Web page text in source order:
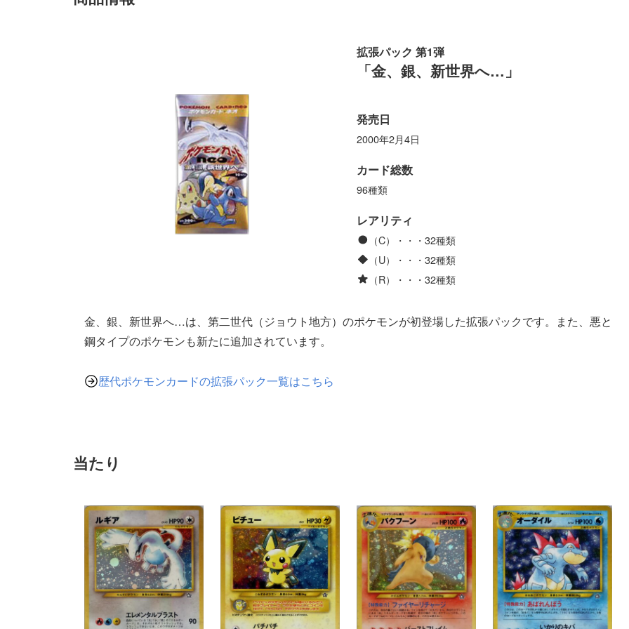
拡張パック 第1弾
「金、銀、新世界へ…」
発売日
2000年2月4日
カード総数
96種類
レアリティ
（C）・・・32種類
（U）・・・32種類
（R）・・・32種類
金、銀、新世界へ…は、第二世代（ジョウト地方）のポケモンが初登場した拡張パックです。また、悪と
鋼タイプのポケモンも新たに追加されています。
歴代ポケモンカードの拡張パック一覧はこちら
当たり